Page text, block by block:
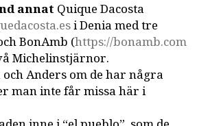
annat Quique Dacosta
i Denia med tre
BonAmb (https://bonamb.com
Michelinstjärnor.
Anders om de har några
man inte får missa här i